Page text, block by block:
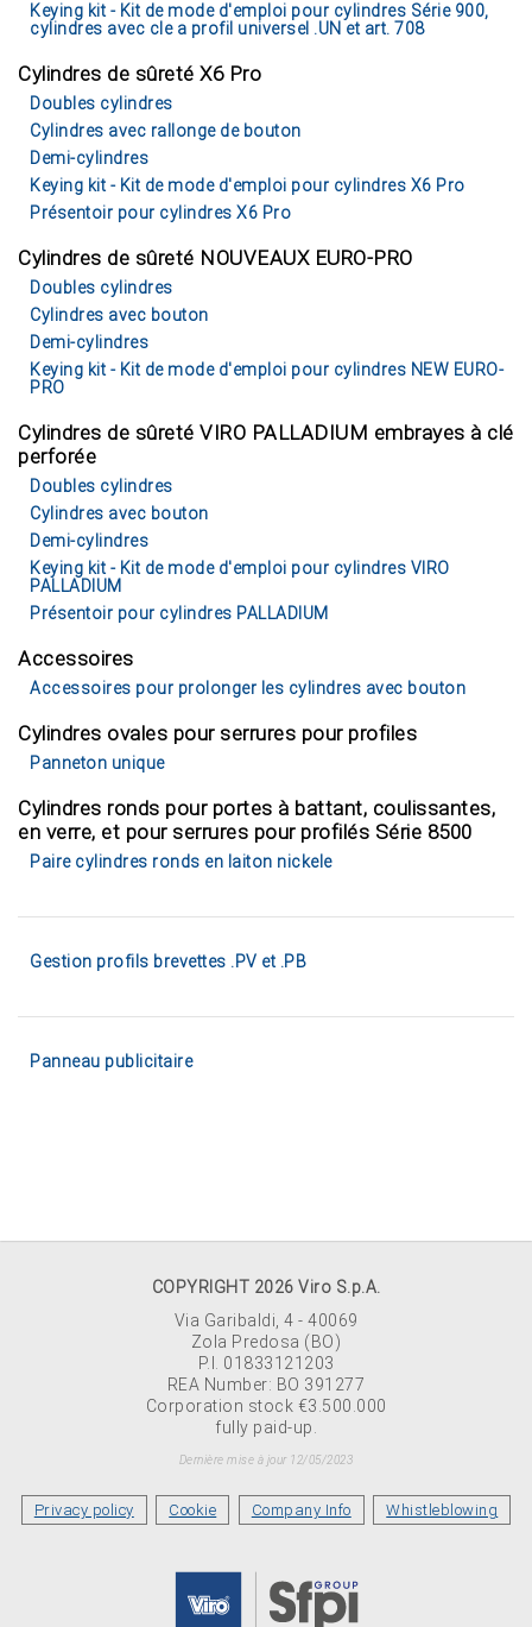
Keying kit - Kit de mode d'emploi pour cylindres Série 900,
cylindres avec cle a profil universel .UN et art. 708
Cylindres de sûreté X6 Pro
Doubles cylindres
Cylindres avec rallonge de bouton
Demi-cylindres
Keying kit - Kit de mode d'emploi pour cylindres X6 Pro
Présentoir pour cylindres X6 Pro
Cylindres de sûreté NOUVEAUX EURO-PRO
Doubles cylindres
Cylindres avec bouton
Demi-cylindres
Keying kit - Kit de mode d'emploi pour cylindres NEW EURO-
PRO
Cylindres de sûreté VIRO PALLADIUM embrayes à clé
perforée
Doubles cylindres
Cylindres avec bouton
Demi-cylindres
Keying kit - Kit de mode d'emploi pour cylindres VIRO
PALLADIUM
Présentoir pour cylindres PALLADIUM
Accessoires
Accessoires pour prolonger les cylindres avec bouton
Cylindres ovales pour serrures pour profiles
Panneton unique
Cylindres ronds pour portes à battant, coulissantes,
en verre, et pour serrures pour profilés Série 8500
Paire cylindres ronds en laiton nickele
Gestion profils brevettes .PV et .PB
Panneau publicitaire
COPYRIGHT 2026 Viro S.p.A.
Via Garibaldi, 4 - 40069
Zola Predosa (BO)
P.I. 01833121203
REA Number: BO 391277
Corporation stock €3.500.000
fully paid-up.
Dernière mise à jour 12/05/2023
Privacy policy Cookie Company Info Whistleblowing